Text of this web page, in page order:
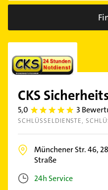
CKS
5,0 5.0 3
SCHLÜSSELDIENSTE
Münchener Str. 46,
Straße
24h Service